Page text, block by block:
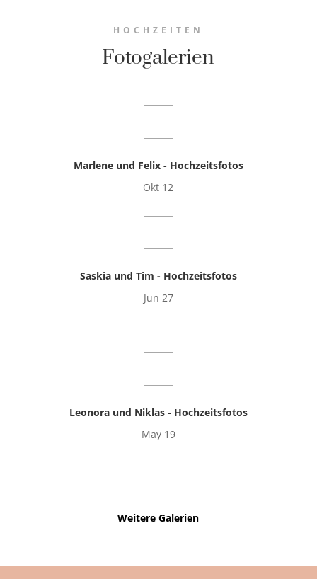
HOCHZEITEN
Fotogalerien
Marlene und Felix - Hochzeitsfotos
Okt 12
Saskia und Tim - Hochzeitsfotos
Jun 27
Leonora und Niklas - Hochzeitsfotos
May 19
Weitere Galerien